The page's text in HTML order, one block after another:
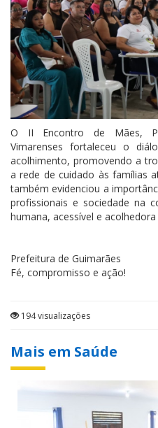
O II Encontro de Mães,
Vimarenses fortaleceu o
acolhimento, promovendo a
a rede de cuidado às famílias
também evidenciou a
profissionais e sociedade na
humana, acessível e
Prefeitura de Guimarães
Fé, compromisso e ação!
194 visualizações
Mais em Saúde